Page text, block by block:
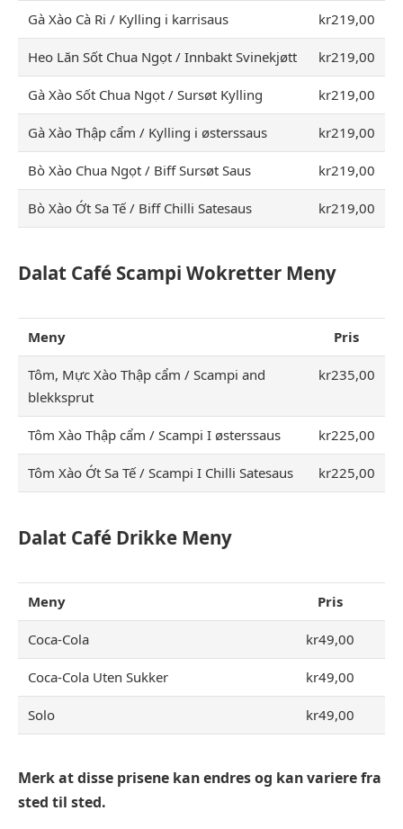
Gà Xào Cà Ri / Kylling i karrisaus kr219,00
Heo Lăn Sốt Chua Ngọt / Innbakt Svinekjøtt kr219,00
Gà Xào Sốt Chua Ngọt / Sursøt Kylling kr219,00
Gà Xào Thập cẩm / Kylling i østerssaus kr219,00
Bò Xào Chua Ngọt / Biff Sursøt Saus kr219,00
Bò Xào Ớt Sa Tế / Biff Chilli Satesaus kr219,00
Dalat Café Scampi Wokretter Meny
Meny Pris
Tôm, Mực Xào Thập cẩm / Scampi and
blekksprut
kr235,00
Tôm Xào Thập cẩm / Scampi I østerssaus kr225,00
Tôm Xào Ớt Sa Tế / Scampi I Chilli Satesaus kr225,00
Dalat Café Drikke Meny
Meny Pris
Coca-Cola kr49,00
Coca-Cola Uten Sukker kr49,00
Solo kr49,00
Merk at disse prisene kan endres og kan variere fra
sted til sted.